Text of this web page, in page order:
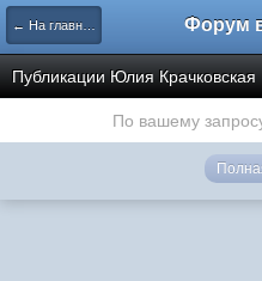
← На главную
Публикации Юлия Крачковская
По вашему